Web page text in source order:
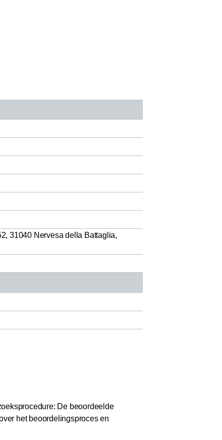
31040 Nervesa della Battaglia,
De beoordeelde
het beoordelingsproces en